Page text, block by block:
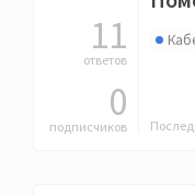
11
ответов
0
подписчиков